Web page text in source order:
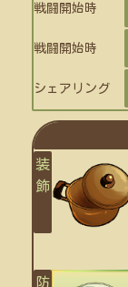
戦闘開始時
戦闘開始時
シェアリング
装
飾
防